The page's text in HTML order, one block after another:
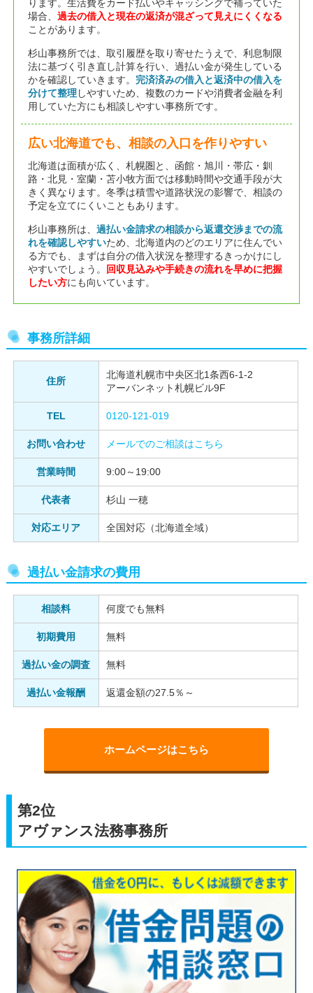
ります。生活費をカード払いやキャッシングで補っていた
場合、 過去の借入と現在の返済が混ざって見えにくくなる
ことがあります。
杉山事務所では、取引履歴を取り寄せたうえで、利息制限
法に基づく引き直し計算を行い、過払い金が発生している
かを確認していきます。 完済済みの借入と返済中の借入を
分けて整理しやすいため、複数のカードや消費者金融を利
用していた方にも相談しやすい事務所です。
広い北海道でも、相談の入口を作りやすい
北海道は面積が広く、札幌圏と、函館・旭川・帯広・釧
路・北見・室蘭・苫小牧方面では移動時間や交通手段が大
きく異なります。冬季は積雪や道路状況の影響で、相談の
予定を立てにくいこともあります。
杉山事務所は、 過払い金請求の相談から返還交渉までの流
れを確認しやすいため、北海道内のどのエリアに住んでい
る方でも、まずは自分の借入状況を整理するきっかけにし
やすいでしょう。 回収見込みや手続きの流れを早めに把握
したい方にも向いています。
事務所詳細
住所
北海道札幌市中央区北1条西6-1-2
アーバンネット札幌ビル9F
TEL 0120-121-019
お問い合わせ メールでのご相談はこちら
営業時間 9:00～19:00
代表者 杉山 一穂
対応エリア 全国対応（北海道全域）
過払い金請求の費用
相談料 何度でも無料
初期費用 無料
過払い金の調査 無料
過払い金報酬 返還金額の27.5％～
ホームページはこちら
第2位
アヴァンス法務事務所